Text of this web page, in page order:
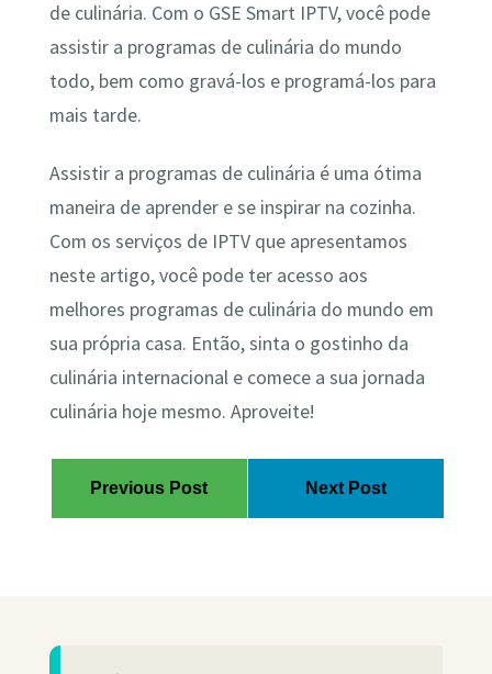
de culinária. Com o GSE Smart IPTV, você pode
assistir a programas de culinária do mundo
todo, bem como gravá-los e programá-los para
mais tarde.
Assistir a programas de culinária é uma ótima
maneira de aprender e se inspirar na cozinha.
Com os serviços de IPTV que apresentamos
neste artigo, você pode ter acesso aos
melhores programas de culinária do mundo em
sua própria casa. Então, sinta o gostinho da
culinária internacional e comece a sua jornada
culinária hoje mesmo. Aproveite!
Previous Post Next Post